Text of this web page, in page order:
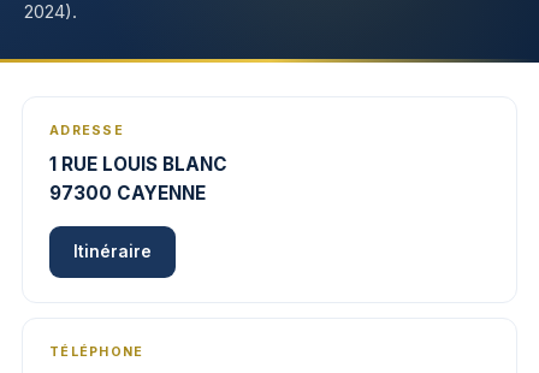
2024).
ADRESSE
1 RUE LOUIS BLANC
97300 CAYENNE
Itinéraire
TÉLÉPHONE